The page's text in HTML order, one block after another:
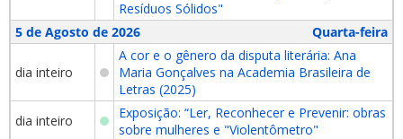
Resíduos Sólidos"
5 de Agosto de 2026
Quarta-feira
dia inteiro
A cor e o gênero da disputa literária: Ana
Maria Gonçalves na Academia Brasileira de
Letras (2025)
dia inteiro
Exposição: “Ler, Reconhecer e Prevenir: obras
sobre mulheres e "Violentômetro"